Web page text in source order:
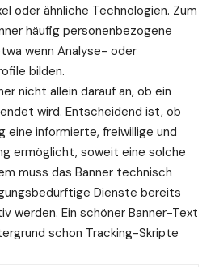
oder ähnliche Technologien. Zum
häufig personenbezogene
wenn Analyse- oder
bilden.
nicht allein darauf an, ob ein
wird. Entscheidend ist, ob
eine informierte, freiwillige und
ermöglicht, soweit eine solche
muss das Banner technisch
Dienste bereits
werden. Ein schöner Banner-Text
schon Tracking-Skripte